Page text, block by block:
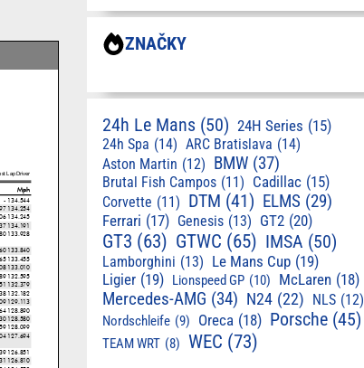
ZNAČKY
24h Le Mans (50) 24H Series (15)
24h Spa (14) ARC Bratislava (14)
Aston Martin (12) BMW (37)
Brutal Fish Campos (11) Cadillac (15)
Corvette (11) DTM (41) ELMS (29)
Ferrari (17) Genesis (13) GT2 (20)
GT3 (63) GTWC (65) IMSA (50)
Lamborghini (13) Le Mans Cup (19)
Ligier (19) Lionspeed GP (10) McLaren (18)
Mercedes-AMG (34) N24 (22) NLS (12)
Nordschleife (9) Oreca (18) Porsche (45)
TEAM WRT (8) WEC (73)